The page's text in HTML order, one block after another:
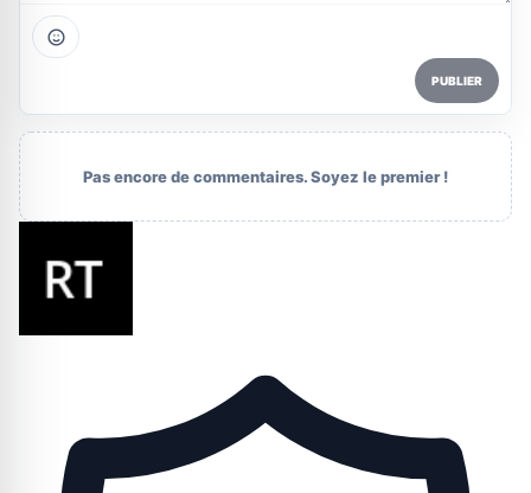
PUBLIER
Pas encore de commentaires. Soyez le premier !